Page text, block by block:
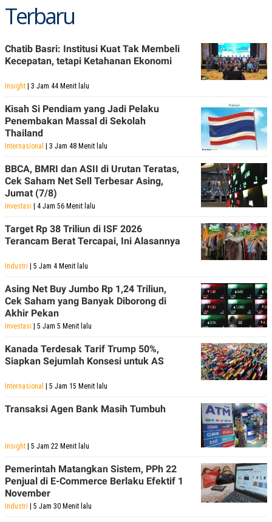
Terbaru
Chatib Basri: Institusi Kuat Tak Membeli
Kecepatan, tetapi Ketahanan Ekonomi
Insight | 3 Jam 44 Menit lalu
Kisah Si Pendiam yang Jadi Pelaku
Penembakan Massal di Sekolah
Thailand
Internasional | 3 Jam 48 Menit lalu
BBCA, BMRI dan ASII di Urutan Teratas,
Cek Saham Net Sell Terbesar Asing,
Jumat (7/8)
Investasi | 4 Jam 56 Menit lalu
Target Rp 38 Triliun di ISF 2026
Terancam Berat Tercapai, Ini Alasannya
Industri | 5 Jam 4 Menit lalu
Asing Net Buy Jumbo Rp 1,24 Triliun,
Cek Saham yang Banyak Diborong di
Akhir Pekan
Investasi | 5 Jam 5 Menit lalu
Kanada Terdesak Tarif Trump 50%,
Siapkan Sejumlah Konsesi untuk AS
Internasional | 5 Jam 15 Menit lalu
Transaksi Agen Bank Masih Tumbuh
Insight | 5 Jam 22 Menit lalu
Pemerintah Matangkan Sistem, PPh 22
Penjual di E-Commerce Berlaku Efektif 1
November
Industri | 5 Jam 30 Menit lalu